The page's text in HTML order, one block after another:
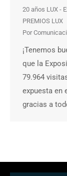
20 años LUX -
PREMIOS LUX
Por
¡Tenemos
que la
79.964
expuesta en
gracias a